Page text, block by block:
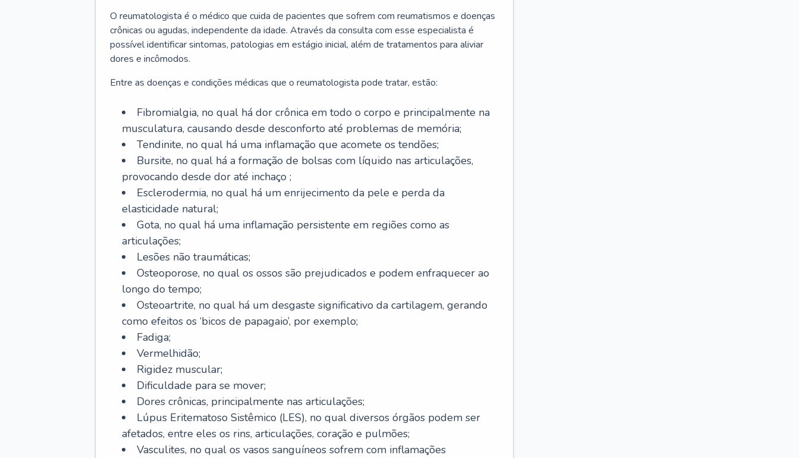
O reumatologista é o médico que cuida de pacientes que sofrem com reumatismos e doenças
crônicas ou agudas, independente da idade. Através da consulta com esse especialista é
possível identificar sintomas, patologias em estágio inicial, além de tratamentos para aliviar
dores e incômodos.
Entre as doenças e condições médicas que o reumatologista pode tratar, estão:
Fibromialgia, no qual há dor crônica em todo o corpo e principalmente na
musculatura, causando desde desconforto até problemas de memória;
Tendinite, no qual há uma inflamação que acomete os tendões;
Bursite, no qual há a formação de bolsas com líquido nas articulações,
provocando desde dor até inchaço ;
Esclerodermia, no qual há um enrijecimento da pele e perda da
elasticidade natural;
Gota, no qual há uma inflamação persistente em regiões como as
articulações;
Lesões não traumáticas;
Osteoporose, no qual os ossos são prejudicados e podem enfraquecer ao
longo do tempo;
Osteoartrite, no qual há um desgaste significativo da cartilagem, gerando
como efeitos os ‘bicos de papagaio’, por exemplo;
Fadiga;
Vermelhidão;
Rigidez muscular;
Dificuldade para se mover;
Dores crônicas, principalmente nas articulações;
Lúpus Eritematoso Sistêmico (LES), no qual diversos órgãos podem ser
afetados, entre eles os rins, articulações, coração e pulmões;
Vasculites, no qual os vasos sanguíneos sofrem com inflamações